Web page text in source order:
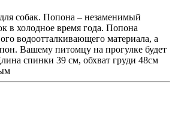
собак. Попона – незаменимый
в холодное время года. Попона
водоотталкивающего материала, а
Вашему питомцу на прогулке будет
спинки 39 см, обхват груди 48см